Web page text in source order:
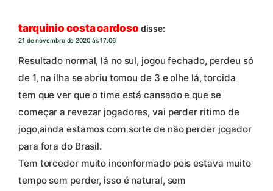
tarquinio costa cardoso disse:
21 de novembro de 2020 às 17:06
Resultado normal, lá no sul, jogou fechado, perdeu só
de 1, na ilha se abriu tomou de 3 e olhe lá, torcida
tem que ver que o time está cansado e que se
começar a revezar jogadores, vai perder ritimo de
jogo,ainda estamos com sorte de não perder jogador
para fora do Brasil.
Tem torcedor muito inconformado pois estava muito
tempo sem perder, isso é natural, sem